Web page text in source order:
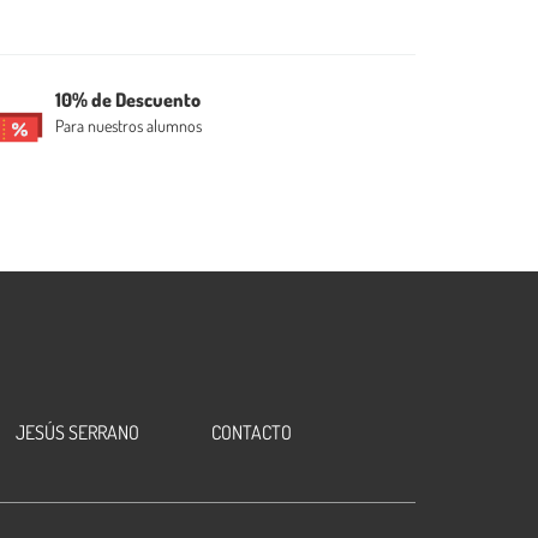
10% de Descuento
Para nuestros alumnos
JESÚS SERRANO CONTACTO